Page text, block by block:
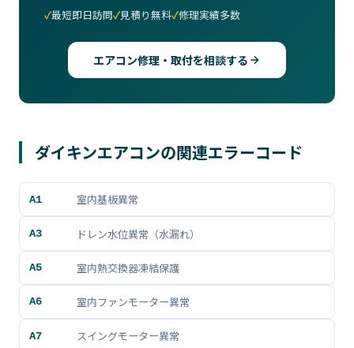
最短即日訪問 見積り無料 修理実績多数
エアコン修理・取付を相談する
ダイキンエアコンの関連エラーコード
A1 室内基板異常
A3 ドレン水位異常（水漏れ）
A5 室内熱交換器凍結保護
A6 室内ファンモーター異常
A7 スイングモーター異常